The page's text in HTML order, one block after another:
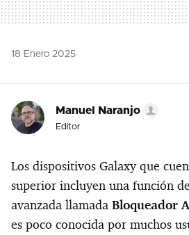
18 Enero 2025
Manuel Naranjo
Editor
Los dispositivos Galaxy que
superior incluyen una función
avanzada llamada Bloqueador
es poco conocida por muchos